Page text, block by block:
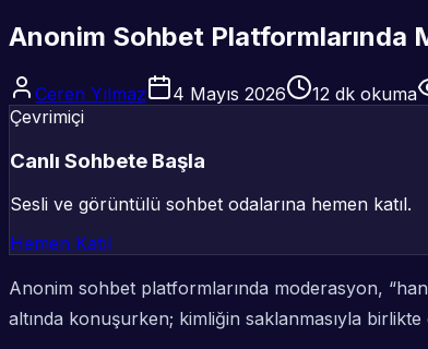
Anonim Sohbet Platformlarında
Ceren Yılmaz 4 Mayıs 2026 12 dk okuma
Çevrimiçi
Canlı Sohbete Başla
Sesli ve görüntülü sohbet odalarına hemen katıl.
Hemen Katıl
Anonim sohbet platformlarında moderasyon,
altında konuşurken; kimliğin saklanmasıyla